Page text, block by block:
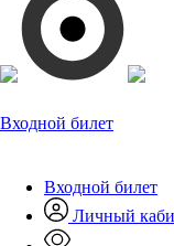
Входной билет
Входной билет
Личный